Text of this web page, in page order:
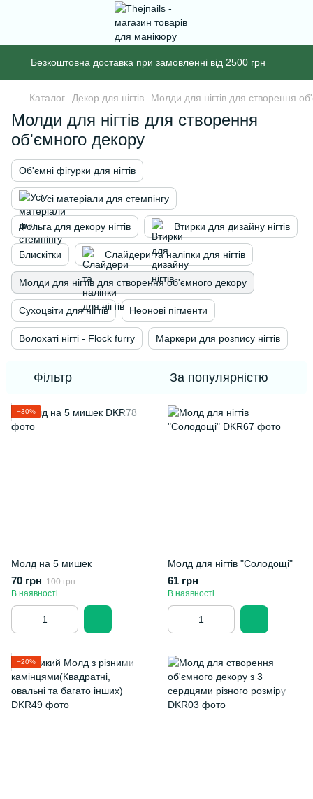
Безкоштовна доставка при замовленні від 2500 грн
Каталог Декор для нігтів Молди для нігтів для створення
Молди для нігтів для створення
об'ємного декору
Об'ємні фігурки для нігтів
Усі матеріали для стемпінгу
Фольга для декору нігтів Втирки для дизайну нігтів
Блискітки Слайдери та наліпки для нігтів
Молди для нігтів для створення об'ємного декору
Сухоцвіти для нігтів Неонові пігменти
Волохаті нігті - Flock furry Маркери для розпису нігтів
Фільтр За популярністю
−30%
Молд на 5 мишек
70 грн 100 грн
В наявності
Молд для нігтів "Солодощі"
61 грн
В наявності
−20%